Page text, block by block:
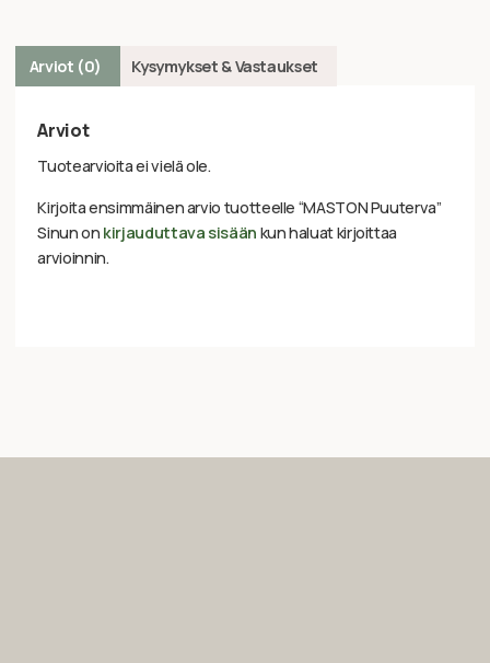
Arviot (0) Kysymykset & Vastaukset
Arviot
Tuotearvioita ei vielä ole.
Kirjoita ensimmäinen arvio tuotteelle “MASTON Puuterva”
Sinun on kirjauduttava sisään kun haluat kirjoittaa
arvioinnin.